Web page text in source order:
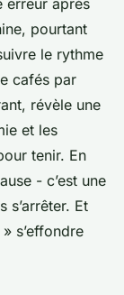
pourtant
le rythme
cafés par
révèle une
et les
tenir. En
- c’est une
s’arrêter. Et
s’effondre